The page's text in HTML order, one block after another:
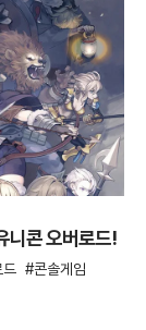
니콘 오버로드!
드 콘솔게임